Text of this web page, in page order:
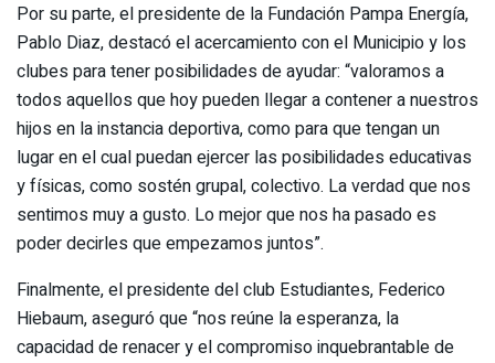
Por su parte, el presidente de la Fundación Pampa Energía,
Pablo Diaz, destacó el acercamiento con el Municipio y los
clubes para tener posibilidades de ayudar: “valoramos a
todos aquellos que hoy pueden llegar a contener a nuestros
hijos en la instancia deportiva, como para que tengan un
lugar en el cual puedan ejercer las posibilidades educativas
y físicas, como sostén grupal, colectivo. La verdad que nos
sentimos muy a gusto. Lo mejor que nos ha pasado es
poder decirles que empezamos juntos”.
Finalmente, el presidente del club Estudiantes, Federico
Hiebaum, aseguró que “nos reúne la esperanza, la
capacidad de renacer y el compromiso inquebrantable de